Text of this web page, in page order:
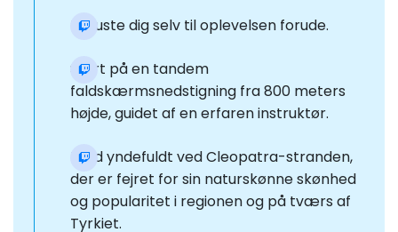
Udruste dig selv til oplevelsen forude.
Start på en tandem
faldskærmsnedstigning fra 800 meters
højde, guidet af en erfaren instruktør.
Land yndefuldt ved Cleopatra-stranden,
der er fejret for sin naturskønne skønhed
og popularitet i regionen og på tværs af
Tyrkiet.